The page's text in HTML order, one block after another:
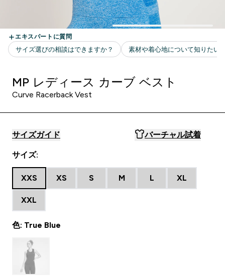
MP レディース カーブ ベスト
Curve Racerback Vest
サイズガイド バーチャル試着
サイズ:
XXS XS S M L XL
XXL
色: True Blue